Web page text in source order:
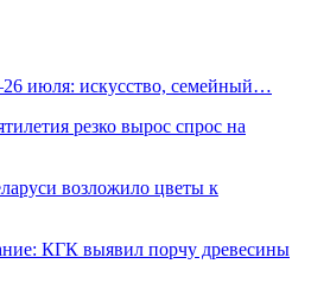
июля: искусство, семейный…
резко вырос спрос на
возложило цветы к
КГК выявил порчу древесины